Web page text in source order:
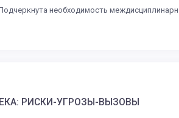
необходимость
РИСКИ-УГРОЗЫ-ВЫЗОВЫ